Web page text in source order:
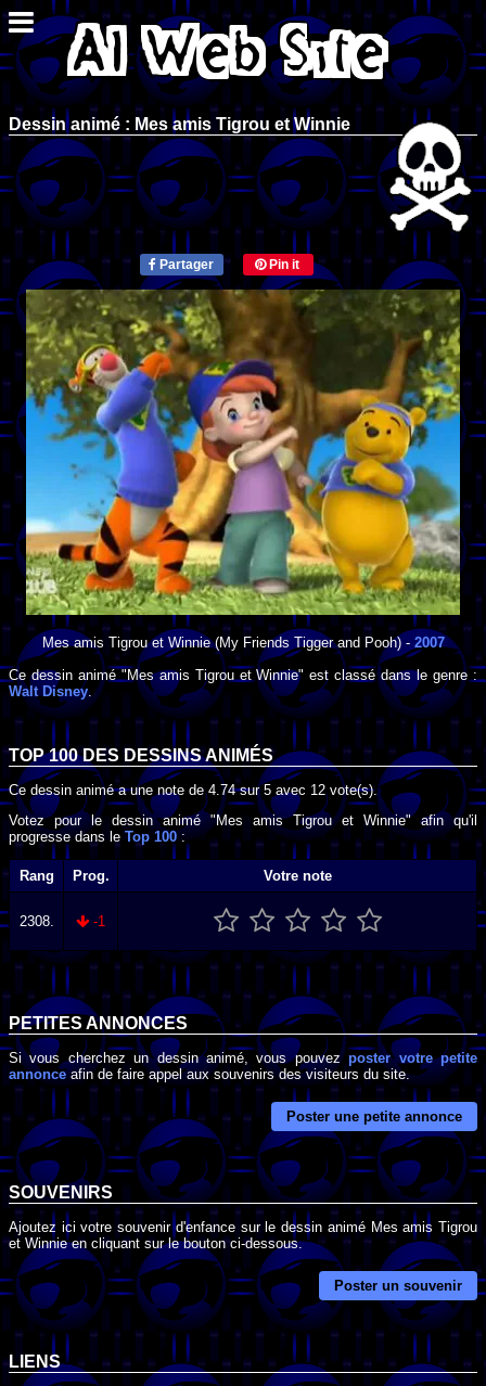
Dessin animé : Mes amis Tigrou et Winnie
Partager Pin it
Mes amis Tigrou et Winnie(My Friends Tigger and Pooh) - 2007
Ce dessin animé "Mes amis Tigrou et Winnie" est classé dans le genre :
Walt Disney.
TOP 100 DESDESSINS ANIMÉS
Ce dessin animé a une note de4.74sur5 avec 12vote(s).
Votez pour le dessin animé "Mes amis Tigrou et Winnie" afin qu'il
progresse dans le Top 100:
Rang Prog. Votre note
2308. -1
PETITES ANNONCES
Si vous cherchez un dessin animé, vous pouvezposter votre petite
annonceafin de faire appel aux souvenirs des visiteurs du site.
Poster une petite annonce
SOUVENIRS
Ajoutez ici votre souvenir d'enfance sur le dessin animé Mes amis Tigrou
et Winnie en cliquant sur le bouton ci-dessous.
Poster un souvenir
LIENS